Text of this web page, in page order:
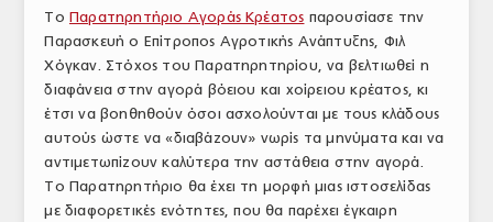
ΕΜΠΟΡΙΚΟΙ ΑΝΤΙΠΡΟΣΩΠΟΙ
ΝΟΜΟΘΕΣΙΑ
ΕΛΛΗΝΙΚΗ ΝΟΜΟΘΕΣΙΑ
ΕΥΡΩΠΑΪΚΗ ΝΟΜΟΘΕΣΙΑ
ΤΟ ΠΕΡΙΟΔΙΚΟ
Το Παρατηρητήριο Αγοράς Κρέατος παρουσίασε την
Παρασκευή ο Επίτροπος Αγροτικής Ανάπτυξης, Φιλ
Χόγκαν. Στόχος του Παρατηρητηρίου, να βελτιωθεί η
διαφάνεια στην αγορά βόειου και χοίρειου κρέατος, κι
έτσι να βοηθηθούν όσοι ασχολούνται με τους κλάδους
αυτούς ώστε να «διαβάζουν» νωρίς τα μηνύματα και να
αντιμετωπίζουν καλύτερα την αστάθεια στην αγορά.
Το Παρατηρητήριο θα έχει τη μορφή μιας ιστοσελίδας
με διαφορετικές ενότητες, που θα παρέχει έγκαιρη